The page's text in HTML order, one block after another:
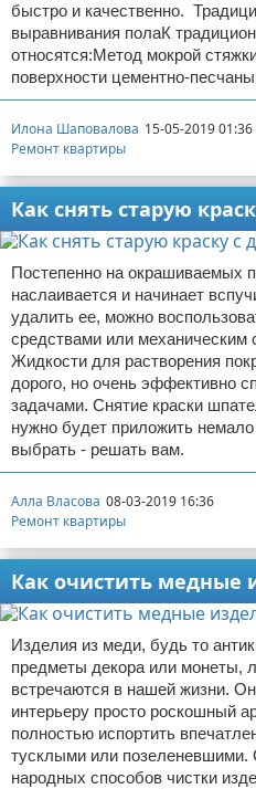
быстро и качественно.
выравнивания полаК
относятся:Метод мокрой
поверхности цементно-
Илона Шаповалова 15-05-2019 01:36
Ремонт квартиры
Как снять старую
Постепенно на окрашиваемых
наслаивается и начинает
удалить ее, можно
средствами или механическим
Жидкости для растворения
дорого, но очень эффективно
задачами. Снятие краски
нужно будет приложить
выбрать - решать вам.
Алла Власова 08-03-2019 16:36
Ремонт квартиры
Как очистить медные
Изделия из меди, будь то
предметы декора или монеты,
встречаются в нашей жизни.
интерьеру просто роскошный
полностью испортить
тусклыми или позеленевшими.
народных способов чистки